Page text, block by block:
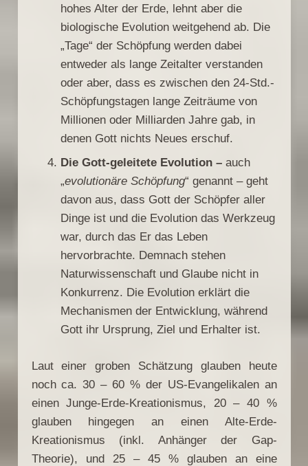
hohes Alter der Erde, lehnt aber die
biologische Evolution weitgehend ab. Die
„Tage“ der Schöpfung werden dabei
entweder als lange Zeitalter verstanden
oder aber, dass es zwischen den 24-Std.-
Schöpfungstagen lange Zeiträume von
Millionen oder Milliarden Jahre gab, in
denen Gott nichts Neues erschuf.
Die Gott-geleitete Evolution – auch
„evolutionäre Schöpfung“ genannt – geht
davon aus, dass Gott der Schöpfer aller
Dinge ist und die Evolution das Werkzeug
war, durch das Er das Leben
hervorbrachte. Demnach stehen
Naturwissenschaft und Glaube nicht in
Konkurrenz. Die Evolution erklärt die
Mechanismen der Entwicklung, während
Gott ihr Ursprung, Ziel und Erhalter ist.
Laut einer groben Schätzung glauben heute
noch ca. 30 – 60 % der US-Evangelikalen an
einen Junge-Erde-Kreationismus, 20 – 40 %
glauben hingegen an einen Alte-Erde-
Kreationismus (inkl. Anhänger der Gap-
Theorie), und 25 – 45 % glauben an eine